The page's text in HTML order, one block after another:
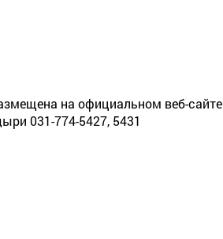
на официальном веб-сайте
031-774-5427, 5431